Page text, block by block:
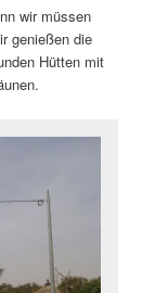
wir müssen
genießen die
Hütten mit